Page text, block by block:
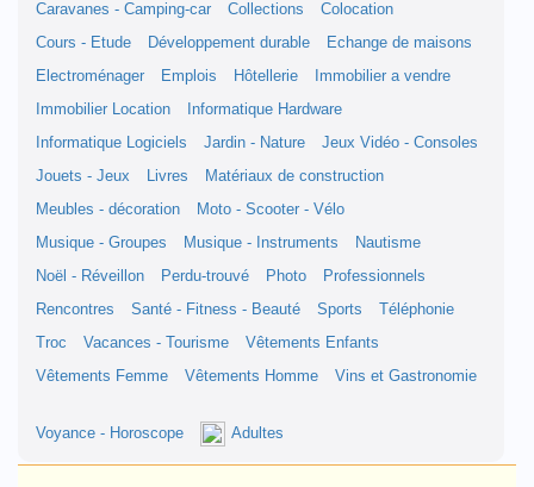
Caravanes - Camping-car
Collections
Colocation
Cours - Etude
Développement durable
Echange de maisons
Electroménager
Emplois Hôtellerie
Immobilier a vendre
Immobilier Location
Informatique Hardware
Informatique Logiciels
Jardin - Nature
Jeux Vidéo - Consoles
Jouets - Jeux
Livres
Matériaux de construction
Meubles - décoration
Moto - Scooter - Vélo
Musique - Groupes
Musique - Instruments
Nautisme
Noël - Réveillon
Perdu-trouvé Photo
Professionnels
Rencontres
Santé - Fitness - Beauté Sports
Téléphonie
Troc
Vacances - Tourisme
Vêtements Enfants
Vêtements Femme
Vêtements Homme Vins et Gastronomie
Voyance - Horoscope Adultes